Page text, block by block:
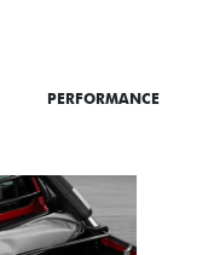
PERFORMANCE